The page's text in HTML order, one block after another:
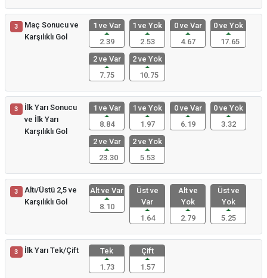
3
Maç Sonucu ve
Karşılıklı Gol
1 ve Var
2.39
1 ve Yok
2.53
0 ve Var
4.67
0 ve Yok
17.65
2 ve Var
7.75
2 ve Yok
10.75
3
İlk Yarı Sonucu
ve İlk Yarı
Karşılıklı Gol
1 ve Var
8.84
1 ve Yok
1.97
0 ve Var
6.19
0 ve Yok
3.32
2 ve Var
23.30
2 ve Yok
5.53
3
Altı/Üstü 2,5 ve
Karşılıklı Gol
Alt ve Var
8.10
Üst ve
Var
1.64
Alt ve
Yok
2.79
Üst ve
Yok
5.25
3 İlk Yarı Tek/Çift
Tek
1.73
Çift
1.57